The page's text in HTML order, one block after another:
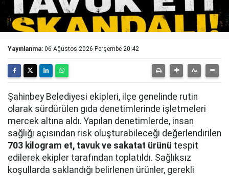
Yayınlanma: 06 Ağustos 2026 Perşembe 20:42
Şahinbey Belediyesi ekipleri, ilçe genelinde rutin
olarak sürdürülen gıda denetimlerinde işletmeleri
mercek altına aldı. Yapılan denetimlerde, insan
sağlığı açısından risk oluşturabileceği değerlendirilen
703 kilogram et, tavuk ve sakatat ürünü tespit
edilerek ekipler tarafından toplatıldı. Sağlıksız
koşullarda saklandığı belirlenen ürünler, gerekli